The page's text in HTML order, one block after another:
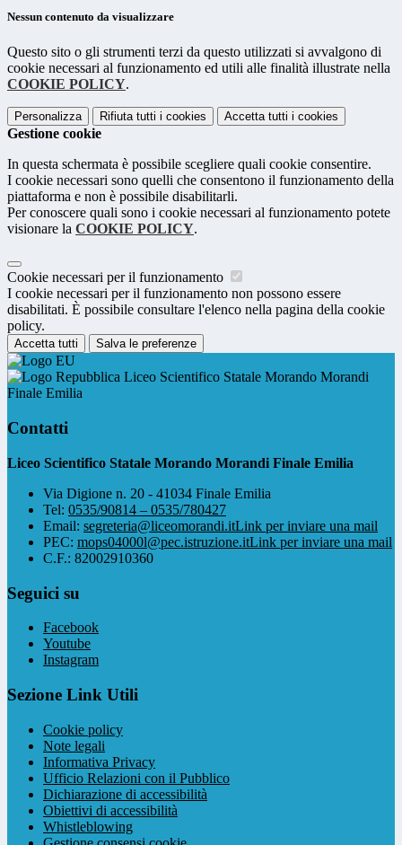
Nessun contenuto da visualizzare
Questo sito o gli strumenti terzi da questo utilizzati si avvalgono di
cookie necessari al funzionamento ed utili alle finalità illustrate nella
COOKIE POLICY.
Personalizza Rifiuta tutti i cookies Accetta tutti i cookies
Gestione cookie
In questa schermata è possibile scegliere quali cookie consentire.
I cookie necessari sono quelli che consentono il funzionamento della
piattaforma e non è possibile disabilitarli.
Per conoscere quali sono i cookie necessari al funzionamento potete
visionare la COOKIE POLICY.
Cookie necessari per il funzionamento
I cookie necessari per il funzionamento non possono essere
disabilitati. È possibile consultare l'elenco nella pagina della cookie
policy.
Accetta tutti Salva le preferenze
Liceo Scientifico Statale Morando Morandi
Finale Emilia
Contatti
Liceo Scientifico Statale Morando Morandi Finale Emilia
Via Digione n. 20 - 41034 Finale Emilia
Tel: 0535/90814 – 0535/780427
Email: segreteria@liceomorandi.itLink per inviare una mail
PEC: mops04000l@pec.istruzione.itLink per inviare una mail
C.F.: 82002910360
Seguici su
Facebook
Youtube
Instagram
Sezione Link Utili
Cookie policy
Note legali
Informativa Privacy
Ufficio Relazioni con il Pubblico
Dichiarazione di accessibilità
Obiettivi di accessibilità
Whistleblowing